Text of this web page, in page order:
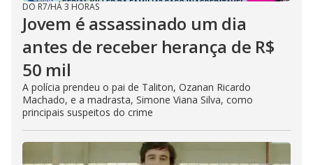
DO R7/HÁ 3 HORAS
Jovem é assassinado um dia
antes de receber herança de R$
50 mil
A polícia prendeu o pai de Taliton, Ozanan Ricardo
Machado, e a madrasta, Simone Viana Silva, como
principais suspeitos do crime